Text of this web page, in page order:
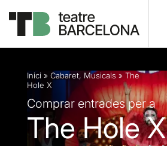
Descripció Fitxa artística
Inici » Cabaret, Musicals » The
Hole X
Comprar entrades per a
The Hole X